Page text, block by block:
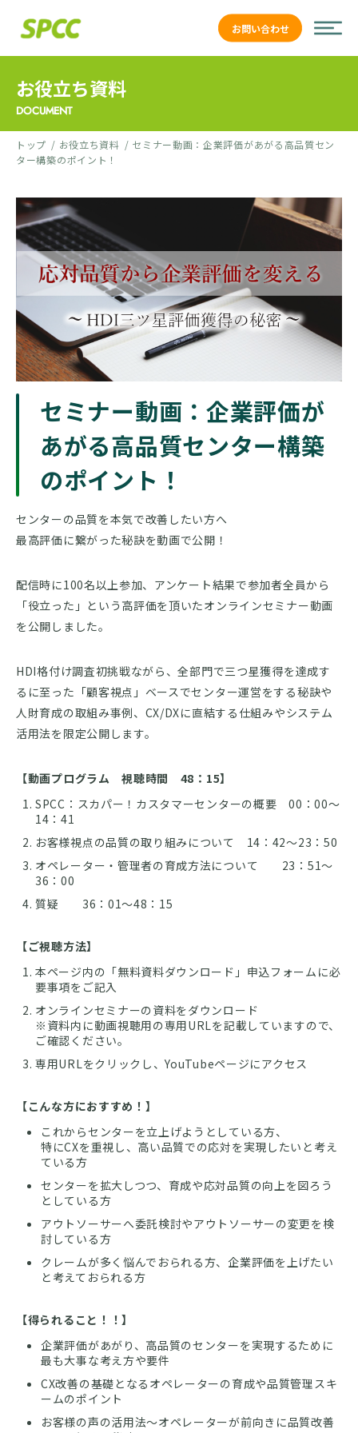
お問い合わせ
お役立ち資料
DOCUMENT
トップ お役立ち資料
セミナー動画：企業評価があがる高品質セン
ター構築のポイント！
セミナー動画：企業評価が
あがる高品質センター構築
のポイント！
センターの品質を本気で改善したい方へ
最高評価に繋がった秘訣を動画で公開！
配信時に100名以上参加、アンケート結果で参加者全員から
「役立った」という高評価を頂いたオンラインセミナー動画
を公開しました。
HDI格付け調査初挑戦ながら、全部門で三つ星獲得を達成す
るに至った「顧客視点」ベースでセンター運営をする秘訣や
人財育成の取組み事例、CX/DXに直結する仕組みやシステム
活用法を限定公開します。
【動画プログラム 視聴時間 48：15】
SPCC：スカパー！カスタマーセンターの概要 00：00～
14：41
お客様視点の品質の取り組みについて 14：42～23：50
オペレーター・管理者の育成方法について 23：51～
36：00
質疑 36：01～48：15
【ご視聴方法】
本ページ内の「無料資料ダウンロード」申込フォームに必
要事項をご記入
オンラインセミナーの資料をダウンロード
※資料内に動画視聴用の専用URLを記載していますので、
ご確認ください。
専用URLをクリックし、YouTubeページにアクセス
【こんな方におすすめ！】
これからセンターを立上げようとしている方、
特にCXを重視し、高い品質での応対を実現したいと考え
ている方
センターを拡大しつつ、育成や応対品質の向上を図ろう
としている方
アウトソーサーへ委託検討やアウトソーサーの変更を検
討している方
クレームが多く悩んでおられる方、企業評価を上げたい
と考えておられる方
【得られること！！】
企業評価があがり、高品質のセンターを実現するために
最も大事な考え方や要件
CX改善の基礎となるオペレーターの育成や品質管理スキ
ームのポイント
お客様の声の活用法～オペレーターが前向きに品質改善